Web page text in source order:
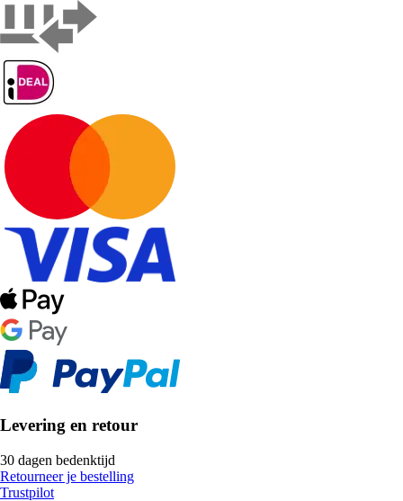
Levering en retour
30 dagen bedenktijd
Retourneer je bestelling
Trustpilot